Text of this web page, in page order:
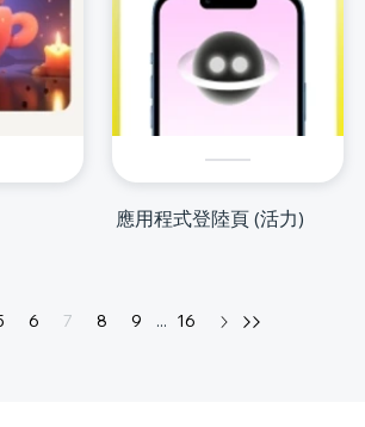
應用程式登陸頁 (活力)
6 7 8 9 ... 16